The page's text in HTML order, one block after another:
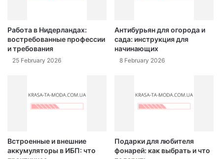
Работа в Нидерландах:
востребованные профессии
и требования
25 February 2026
Антибурьян для огорода и
сада: инструкция для
начинающих
8 February 2026
Встроенные и внешние
аккумуляторы в ИБП: что
Подарки для любителя
фонарей: как выбрать и что